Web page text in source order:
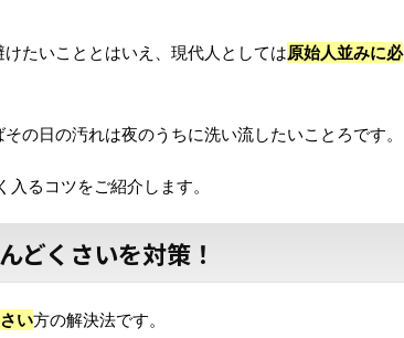
たいこととはいえ、現代人としては原始人並みに必
の日の汚れは夜のうちに洗い流したいことろです。
るコツをご紹介します。
どくさいを対策！
い方の解決法です。